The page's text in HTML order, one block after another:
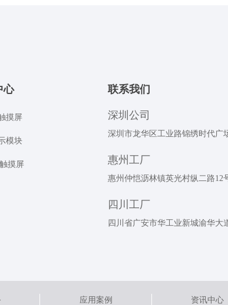
联系我们
深圳公司
深圳市龙华区工业路锦绣时代广
惠州工厂
惠州仲恺沥林镇英光村纵二路12
四川工厂
四川省广安市华工业新城渝华大
心
摸屏
模块
摸屏
应用案例 资讯中心